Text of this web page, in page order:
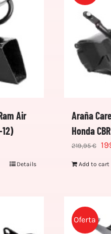
Air
12)
Details
Araña
Honda
219,95€
Add to cart
Oferta